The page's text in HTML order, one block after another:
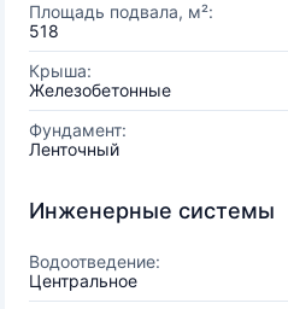
Площадь подвала, м²:
518
Крыша:
Железобетонные
Фундамент:
Ленточный
Инженерные системы
Водоотведение:
Центральное